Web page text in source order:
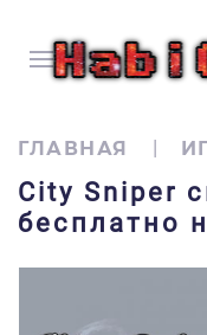
ГЛАВНАЯ
City Sniper
бесплатно